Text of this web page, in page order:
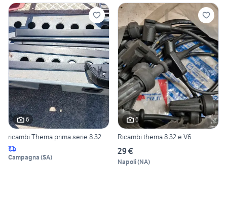
6
ricambi Thema prima serie 8.32
Campagna (SA)
6
Ricambi thema 8.32 e V6
29 €
Napoli(NA)